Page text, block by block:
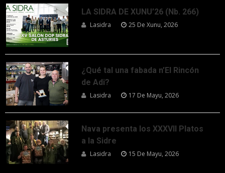
LA SIDRA DE XUNU’26 (Nb. 266)
Lasidra 25 De Xunu, 2026
¿Qué tal una fabada n’El Rincón
de Adi?
Lasidra 17 De Mayu, 2026
Nava presenta los XXXVII Platos
a la Sidre
Lasidra 15 De Mayu, 2026